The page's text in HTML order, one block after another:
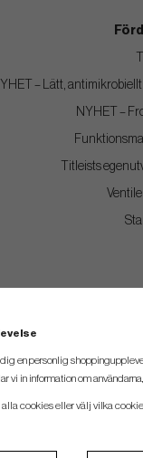
– Lätt,
NYHET –
Titleists
en personlig
vi in information om
cookies eller välj vilka